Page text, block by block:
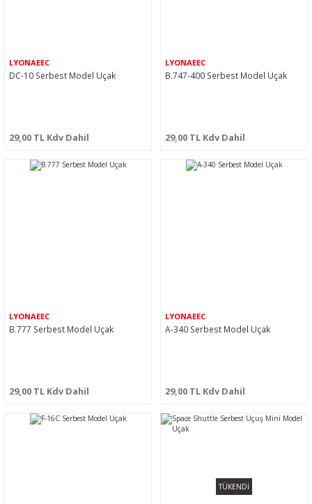
LYONAEEC
DC-10 Serbest Model Uçak
29,00 TL Kdv Dahil
LYONAEEC
B.747-400 Serbest Model Uçak
29,00 TL Kdv Dahil
LYONAEEC
B.777 Serbest Model Uçak
29,00 TL Kdv Dahil
LYONAEEC
A-340 Serbest Model Uçak
29,00 TL Kdv Dahil
TÜKENDİ